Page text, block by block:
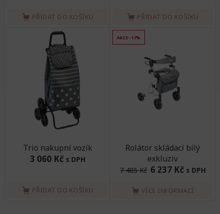
PŘIDAT DO KOŠÍKU PŘIDAT DO KOŠÍKU
Trio nakupní vozík
3 060 Kč s DPH
PŘIDAT DO KOŠÍKU
AKCE -17%
Rolátor skládací bílý
exkluziv
7 485 Kč 6 237 Kč s DPH
VÍCE INFORMACÍ